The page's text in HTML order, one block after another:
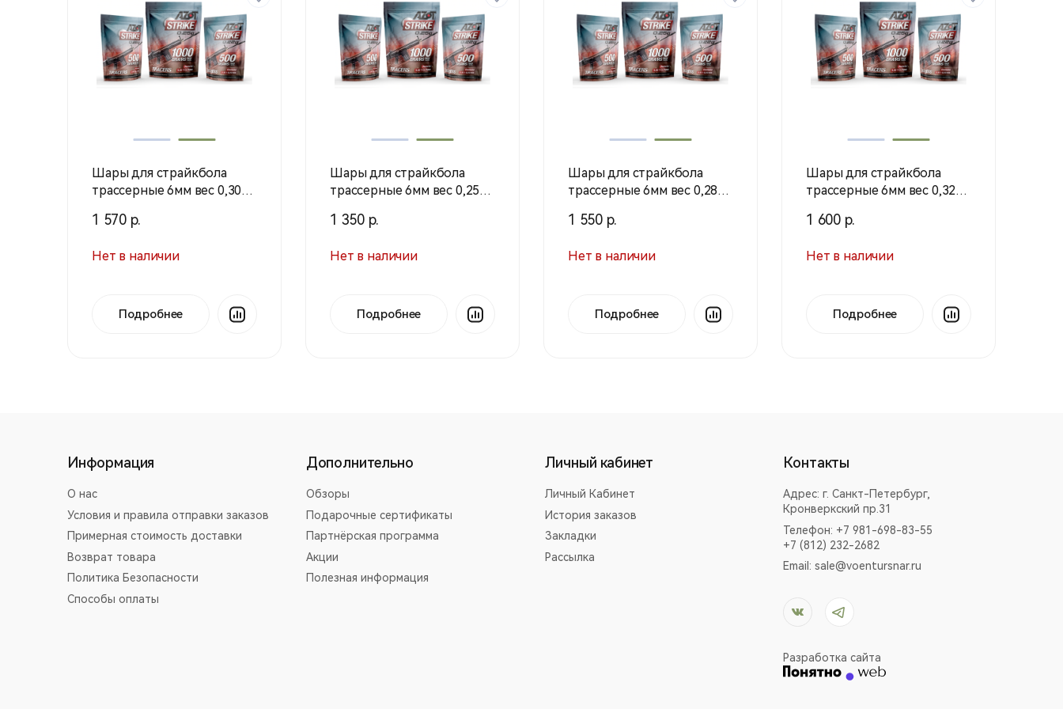
Шары для страйкбола
трассерные 6мм вес 0,30г 1
1 570 р.
Нет в наличии
Подробнее
Шары для страйкбола
трассерные 6мм вес 0,25г 1
1 350 р.
Нет в наличии
Подробнее
Шары для страйкбола
трассерные 6мм вес 0,28г 1
1 550 р.
Нет в наличии
Подробнее
Шары для страйкбола
трассерные 6мм вес 0,32г 1
1 600 р.
Нет в наличии
Подробнее
Информация
О нас
Условия и правила отправки заказов
Примерная стоимость доставки
Возврат товара
Политика Безопасности
Способы оплаты
Дополнительно
Обзоры
Подарочные сертификаты
Партнёрская программа
Акции
Полезная информация
Личный кабинет
Личный Кабинет
История заказов
Закладки
Рассылка
Контакты
Адрес:г. Санкт-Петербург,
Кронверкский пр.31
Телефон: +7 981-698-83-55
+7 (812) 232-2682
Email:sale@voentursnar.ru
Разработка сайта